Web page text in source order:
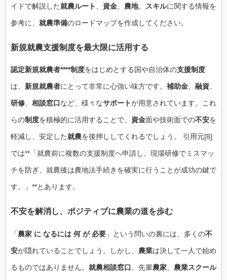
イドで解説した就農ルート 資金 農地、 スキルに関する情報を
参考に、 就農準備のロードマップを作成してください。
新規就農支援制度を最大限に活用する
認定新規就農者****制度をはじめとする国や自治体の支援制度
は、 新規就農者にとって非常に心強い味方です。 補助金、 融資、
研修、 相談窓口など、様々なサポートが用意されています。これ
らの制度を積極的に活用することで、 資金面や技術面での不安を
軽減し、安定した就農を後押ししてくれるでしょう。 引用元[8]
では**「就農前に複数の支援制度へ申請し、現場研修でミスマッ
チを防ぎ、就農後は農地法手続きを確実に行うことが成功の鍵で
す。」**とあります。
不安を解消し、ポジティブに農業の道を歩む
「農家 に なるには 何 が 必要 」という問いの裏には、多くの不
安が隠れていることでしょう。しかし、 農業は決して一人で始め
るものではありません。 就農相談窓口 、先輩農家 農業スクール